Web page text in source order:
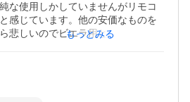
な使用しかしていませんがリモコ
感じています。他の安価なものを
悲しいのでビエラ用と書いてある
もっとみる